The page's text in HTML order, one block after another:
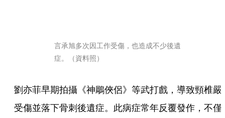
言承旭多次因工作受傷，也造成不少後遺
症。（資料照）
劉亦菲早期拍攝《神鵰俠侶》等武打戲，導致頸椎嚴
受傷並落下骨刺後遺症。此病症常年反覆發作，不僅